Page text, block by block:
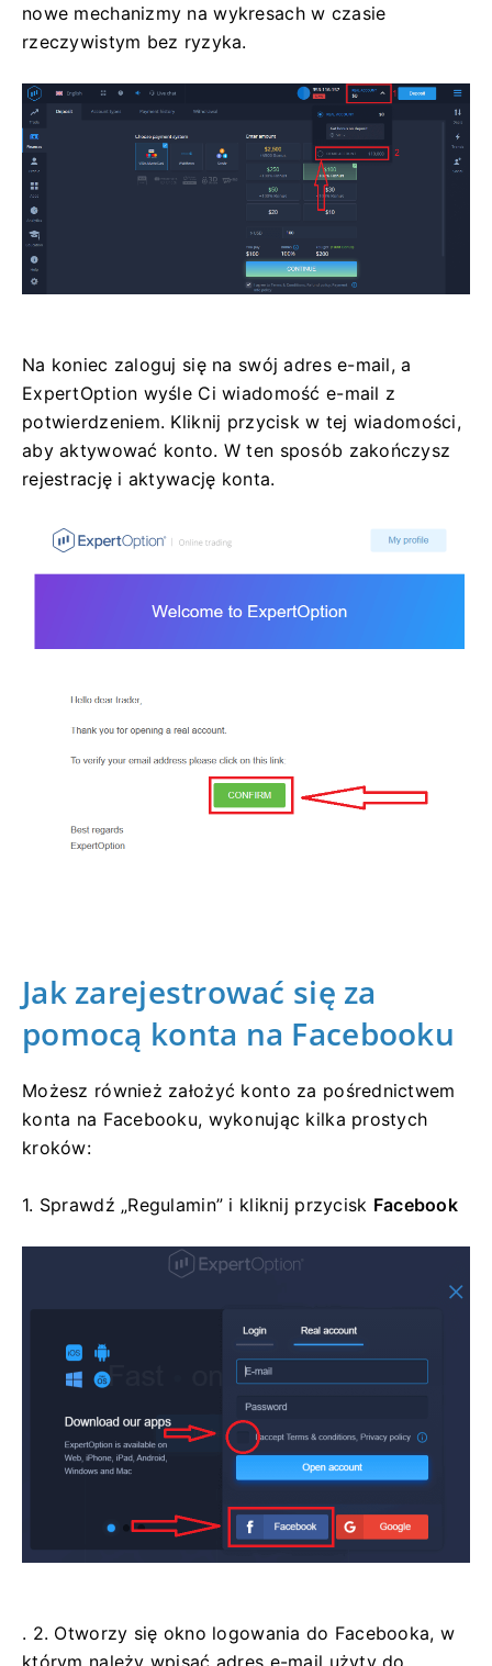
nowe mechanizmy na wykresach w czasie
rzeczywistym bez ryzyka.
Na koniec zaloguj się na swój adres e-mail, a
ExpertOption wyśle ​​Ci wiadomość e-mail z
potwierdzeniem. Kliknij przycisk w tej wiadomości,
aby aktywować konto. W ten sposób zakończysz
rejestrację i aktywację konta.
Jak zarejestrować się za
pomocą konta na Facebooku
Możesz również założyć konto za pośrednictwem
konta na Facebooku, wykonując kilka prostych
kroków:
1. Sprawdź „Regulamin” i kliknij przycisk Facebook
. 2. Otworzy się okno logowania do Facebooka, w
którym należy wpisać adres e-mail użyty do